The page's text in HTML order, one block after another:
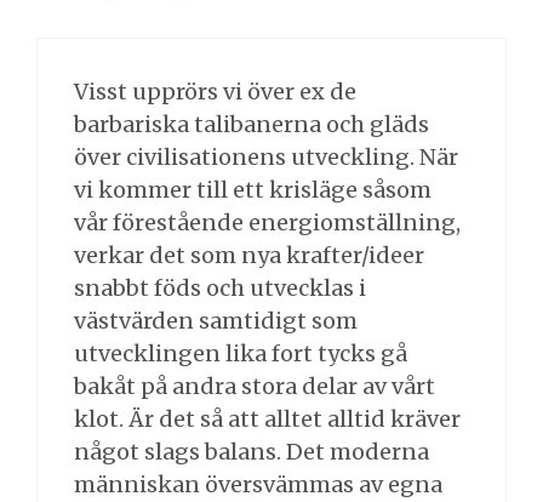
Visst upprörs vi över ex de
barbariska talibanerna och gläds
över civilisationens utveckling. När
vi kommer till ett krisläge såsom
vår förestående energiomställning,
verkar det som nya krafter/ideer
snabbt föds och utvecklas i
västvärden samtidigt som
utvecklingen lika fort tycks gå
bakåt på andra stora delar av vårt
klot. Är det så att alltet alltid kräver
något slags balans. Det moderna
människan översvämmas av egna